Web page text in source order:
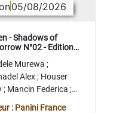
05/08/2026
- Shadows of
N°02 - Edition
Murewa ;
Alex; Houser
; Mancin Federica ;
Roge
: Panini France